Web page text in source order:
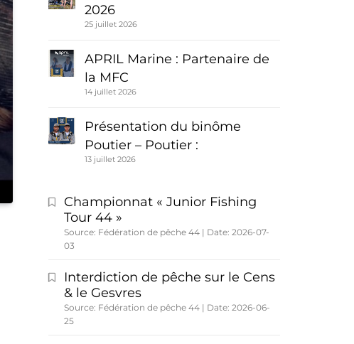
2026
25 juillet 2026
APRIL Marine : Partenaire de
la MFC
14 juillet 2026
Présentation du binôme
Poutier – Poutier :
13 juillet 2026
Championnat « Junior Fishing
Tour 44 »
Source: Fédération de pêche 44
Date: 2026-07-
03
Interdiction de pêche sur le Cens
& le Gesvres
Source: Fédération de pêche 44
Date: 2026-06-
25